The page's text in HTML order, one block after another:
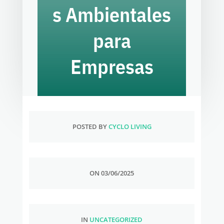
s Ambientales
para
Empresas
POSTED BYCYCLO LIVING
ON 03/06/2025
IN UNCATEGORIZED